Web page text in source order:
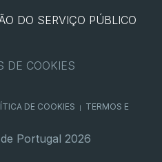
DO SERVIÇO PÚBLICO
DE COOKIES
DE COOKIES
TERMOS E
Portugal 2026